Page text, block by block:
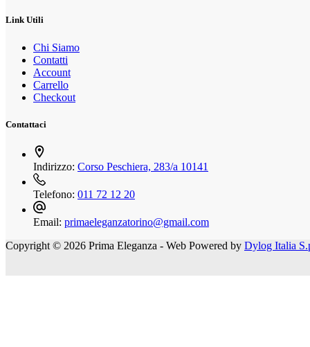
Link Utili
Chi Siamo
Contatti
Account
Carrello
Checkout
Contattaci
Indirizzo: Corso Peschiera, 283/a 10141
Telefono: 011 72 12 20
Email: primaeleganzatorino@gmail.com
Copyright © 2026 Prima Eleganza - Web Powered by Dylog Italia